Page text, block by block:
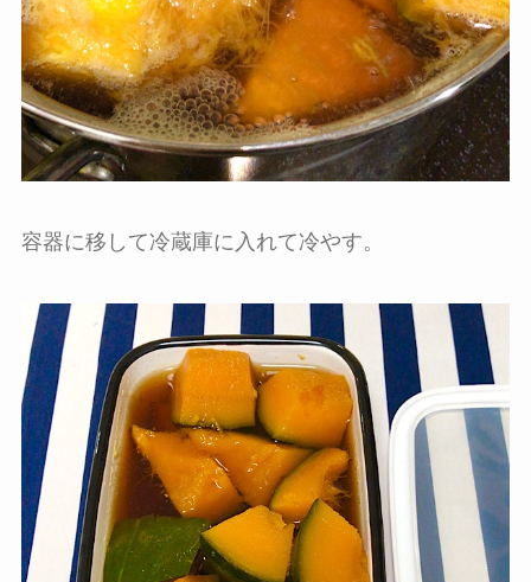
容器に移して冷蔵庫に入れて冷やす。